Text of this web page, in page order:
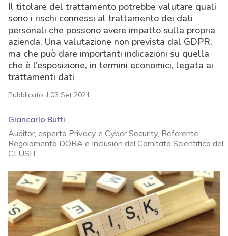
Il titolare del trattamento potrebbe valutare quali
sono i rischi connessi al trattamento dei dati
personali che possono avere impatto sulla propria
azienda. Una valutazione non prevista dal GDPR,
ma che può dare importanti indicazioni su quella
che è l’esposizione, in termini economici, legata ai
trattamenti dati
Pubblicato il 03 Set 2021
Giancarlo Butti
Auditor, esperto Privacy e Cyber Security, Referente
Regolamento DORA e Inclusion del Comitato Scientifico del
CLUSIT